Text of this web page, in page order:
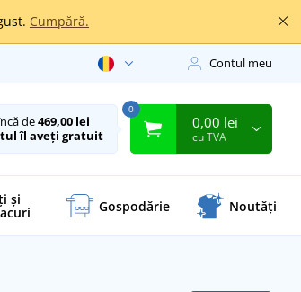
Cumpără.
Contul meu
de469,00 lei
îl aveți gratuit
0
0,00 lei
cu TVA
și Gospodărie Noutăți